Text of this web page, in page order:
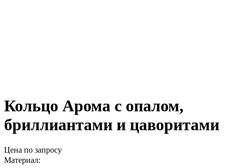
Кольцо Арома с опалом,
бриллиантами и цаворитами
Цена по запросу
Материал: